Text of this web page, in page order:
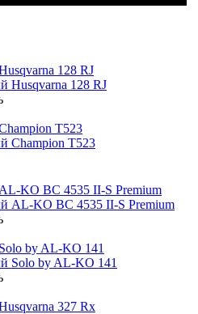
128 RJ
Т523
KO BC 4535 II-S Premium
by AL-KO 141
327 Rx